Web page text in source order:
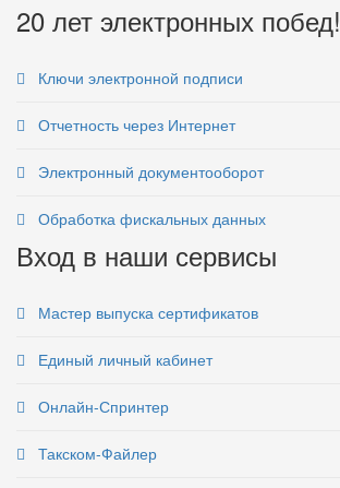
20 лет электронных побед!
Ключи электронной подписи
Отчетность через Интернет
Электронный документооборот
Обработка фискальных данных
Вход в наши сервисы
Мастер выпуска сертификатов
Единый личный кабинет
Онлайн-Спринтер
Такском-Файлер